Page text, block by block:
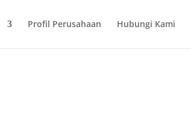
Profil Perusahaan Hubungi Kami